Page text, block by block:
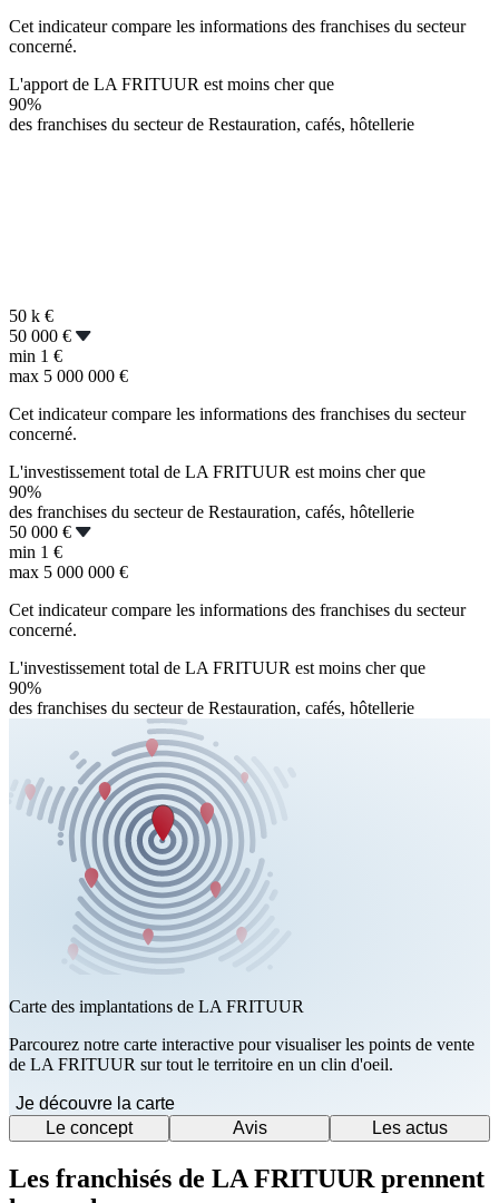
Cet indicateur compare les informations des franchises du secteur
concerné.
L'apport de LA FRITUUR est moins cher que
90%
des franchises du secteur de Restauration, cafés, hôtellerie
50 k €
50 000 €
min 1 €
max 5 000 000 €
Cet indicateur compare les informations des franchises du secteur
concerné.
L'investissement total de LA FRITUUR est moins cher que
90%
des franchises du secteur de Restauration, cafés, hôtellerie
50 000 €
min 1 €
max 5 000 000 €
Cet indicateur compare les informations des franchises du secteur
concerné.
L'investissement total de LA FRITUUR est moins cher que
90%
des franchises du secteur de Restauration, cafés, hôtellerie
Carte des implantations de LA FRITUUR
Parcourez notre carte interactive pour visualiser les points de vente
de LA FRITUUR sur tout le territoire en un clin d'oeil.
Je découvre la carte
Le concept
Avis Les actus
Les franchisés de LA FRITUUR prennent